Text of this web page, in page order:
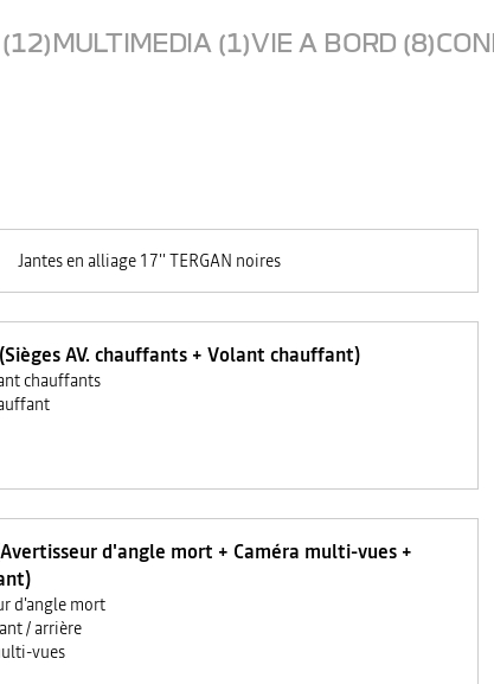
MULTIMEDIA (1)VIE A BORD (8)
Jantes en alliage 17'' TERGAN noires
AV. chauffants + Volant chauffant)
chauffants
d'angle mort + Caméra multi-vues +
d'angle mort
/ arrière
vues